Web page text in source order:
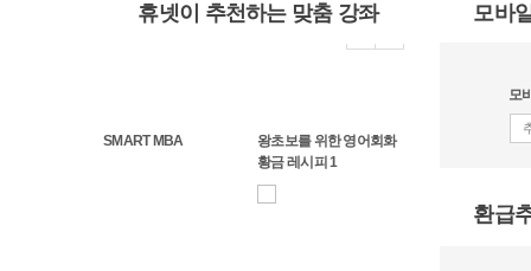
휴넷이 추천하는 맞춤 강좌
SMART MBA
왕초보를 위한 영어회화
황금 레시피 1
모바
모
환급